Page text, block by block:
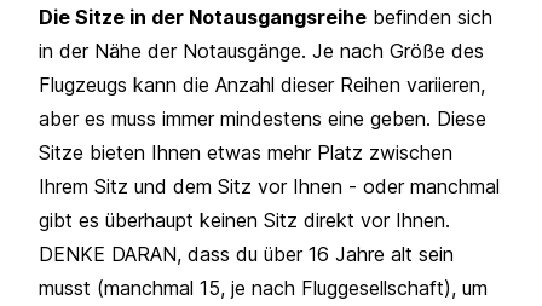
Die Sitze in der Notausgangsreihe befinden sich
in der Nähe der Notausgänge. Je nach Größe des
Flugzeugs kann die Anzahl dieser Reihen variieren,
aber es muss immer mindestens eine geben. Diese
Sitze bieten Ihnen etwas mehr Platz zwischen
Ihrem Sitz und dem Sitz vor Ihnen - oder manchmal
gibt es überhaupt keinen Sitz direkt vor Ihnen.
DENKE DARAN, dass du über 16 Jahre alt sein
musst (manchmal 15, je nach Fluggesellschaft), um